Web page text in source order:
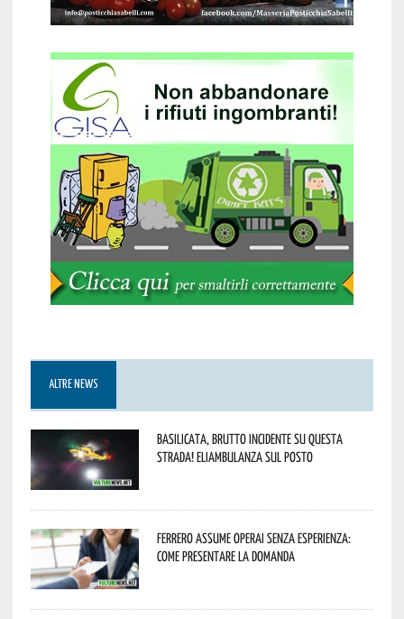
ALTRE NEWS
Basilicata, brutto incidente su questa
strada! Eliambulanza sul posto
Ferrero assume operai senza esperienza:
come presentare la domanda